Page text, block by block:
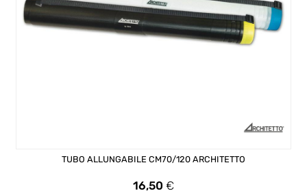
TUBO ALLUNGABILE CM70/120 ARCHITETTO
Prezzo
16,50 €